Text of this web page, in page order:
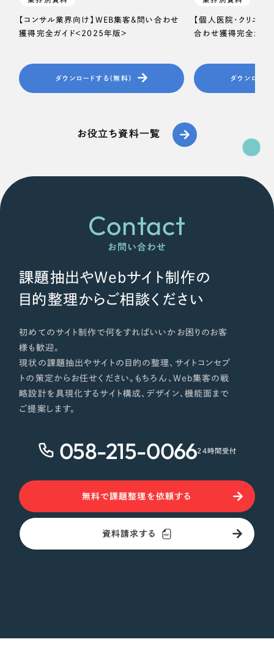
【コンサル業界向け】WEB集客＆問い合わせ
獲得完全ガイド＜2025年版＞
ダウンロードする（無料）
【個人医院・クリニッ
合わせ獲得完全ガイ
ダウンロード
お役立ち資料一覧
Contact
お問い合わせ
課題抽出やWebサイト制作の
目的整理からご相談ください
初めてのサイト制作で何をすればいいかお困りのお客
様も歓迎。
現状の課題抽出やサイトの目的の整理、サイトコンセプ
トの策定からお任せください。もちろん、Web集客の戦
略設計を具現化するサイト構成、デザイン、機能面まで
ご提案します。
058-215-006624時間受付
無料で課題整理を依頼する
資料請求する